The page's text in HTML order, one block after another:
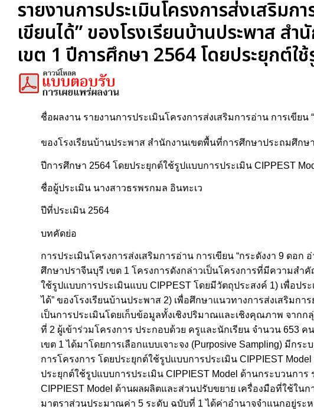
รายงานการประเมินโครงการส่งเสริม
เขียนได้” ของโรงเรียนบ้านประพาส ส
เขต 1 ปีการศึกษา 2564 โดยประยุกต์ใ
ชื่อผลงาน รายงานการประเมินโครงการส่งเสริมการอ่าน การเขียน
ของโรงเรียนบ้านประพาส สำนักงานเขตพื้นที่การศึกษาประถมศึกษ
ปีการศึกษา 2564 โดยประยุกต์ใช้รูปแบบการประเมิน CIPPEST
ชื่อผู้ประเมิน นางสาวธรพรกมล อินทะเว
ปีที่ประเมิน 2564
บทคัดย่อ
การประเมินโครงการส่งเสริมการอ่าน การเขียน “กระดังงา 9 ดอ
ศึกษาปราจีนบุรี เขต 1 โครงการดังกล่าวเป็นโครงการที่มีความสำ
ใช้รูปแบบการประเมินแบบ CIPPEST โดยมีวัตถุประสงค์ 1) เพื่อปร
ได้” ของโรงเรียนบ้านประพาส 2) เพื่อศึกษาแนวทางการส่งเสริมก
เป็นการประเมินโดยเก็บข้อมูลทั้งเชิงปริมาณและเชิงคุณภาพ จาก
ที่ 2 ผู้เข้าร่วมโครงการ ประกอบด้วย ครูและนักเรียน จำนวน 653
เขต 1 ได้มาโดยการเลือกแบบเจาะจง (Purposive Sampling) มีก
การโครงการ โดยประยุกต์ใช้รูปแบบการประเมิน CIPPIEST
ประยุกต์ใช้รูปแบบการประเมิน CIPPIEST Model ด้านกระบวนกา
CIPPIEST Model ด้านผลผลิตและส่วนปรับขยาย เครื่องมือที่ใช้ใ
มาตราส่วนประมาณค่า 5 ระดับ ฉบับที่ 1 ได้ค่าอำนาจจำแนกอยู่ระ